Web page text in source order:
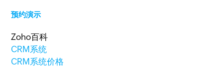
预约演示
Zoho百科
CRM系统
CRM系统价格